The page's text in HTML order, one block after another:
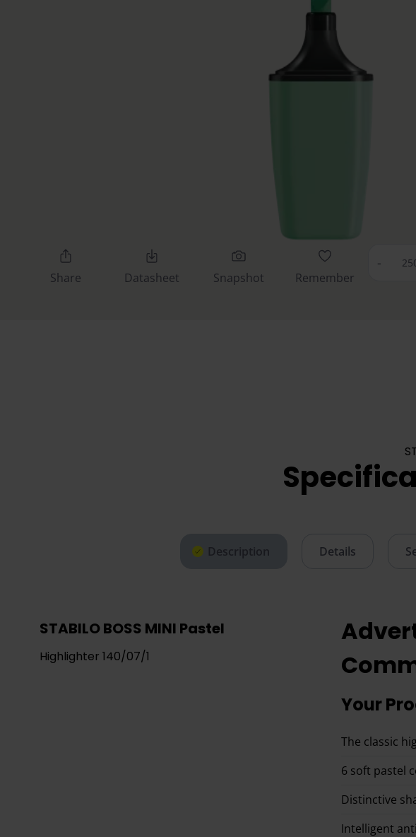
Share Datasheet Snapshot Remember
-
Description Details
STABILO BOSS MINI Pastel
Highlighter 140/07/1
Your
The classic
6 soft pastel
Distinctive
Intelligent